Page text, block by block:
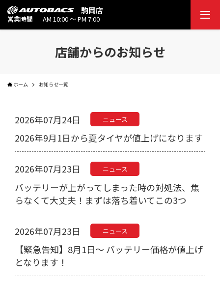
駒岡店
営業時間 AM 10:00 ～ PM 7:00
店舗からのお知らせ
ホーム お知らせ一覧
2026年07月24日 ニュース
2026年9月1日から夏タイヤが値上げになります
2026年07月23日 ニュース
バッテリーが上がってしまった時の対処法、焦
らなくて大丈夫！まずは落ち着いてこの3つ
2026年07月23日 ニュース
【緊急告知】8月1日～ バッテリー価格が値上げ
となります！